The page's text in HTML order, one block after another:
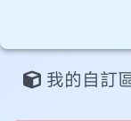
桃園市永安
主內容區域
我的自訂
頁尾區域